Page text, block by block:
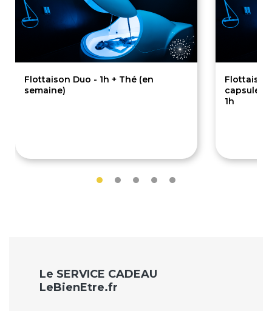
Flottaison Duo - 1h + Thé (en
semaine)
Flottaison
capsule -
1h
Le SERVICE CADEAU
LeBienEtre.fr